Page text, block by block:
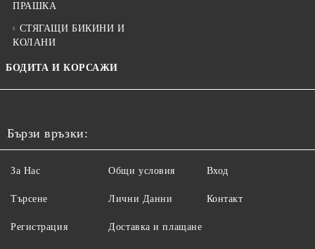
ПРАШКА
СТЯГАЩИ БИКИНИ И
КОЛАНИ
БОДИТА И КОРСАЖИ
Бързи връзки:
За Нас
Търсене
Регистрация
Общи условия
Лични Данни
Доставка и плащане
Вход
Контакт